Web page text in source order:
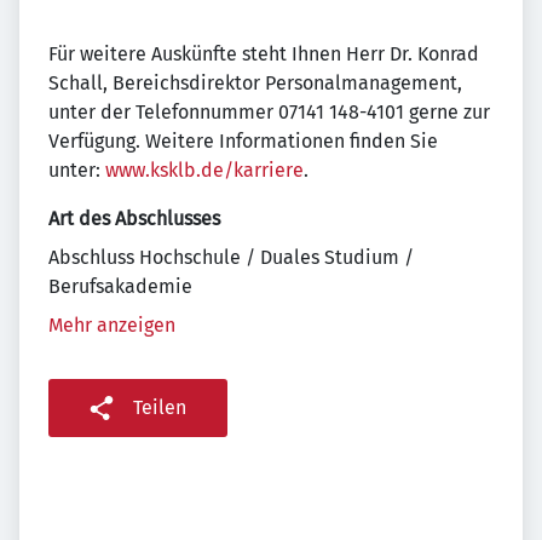
Für weitere Auskünfte steht Ihnen Herr Dr. Konrad
Schall, Bereichsdirektor Personalmanagement,
unter der Telefonnummer 07141 148-4101 gerne zur
Verfügung. Weitere Informationen finden Sie
unter: www.ksklb.de/karriere.
Art des Abschlusses
Abschluss Hochschule / Duales Studium /
Berufsakademie
Mehr anzeigen
Teilen